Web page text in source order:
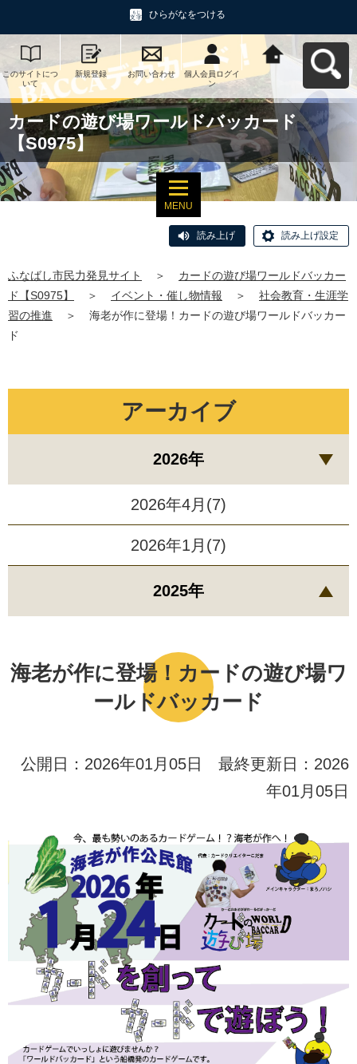
ひらがなをつける
このサイトにつ
いて
新規登録 お問い合わせ
個人会員ログイ
ン
ふなばし市民力
発見サイトへ戻
カードの遊び場ワールドバッカード
【S0975】
MENU
読み上げ 読み上げ設定
ふなばし市民力発見サイト ＞
カードの遊び場ワールドバッカー
ド【S0975】
＞ イベント・催し物情報 ＞
社会教育・生涯学
習の推進
＞
海老が作に登場！カードの遊び場ワールドバッカー
ド
海老が作に登場！カードの遊び場ワ
ールドバッカード
公開日：2026年01月05日 最終更新日：2026
年01月05日
アーカイブ
2026年
2026年4月(7)
2026年1月(7)
2025年